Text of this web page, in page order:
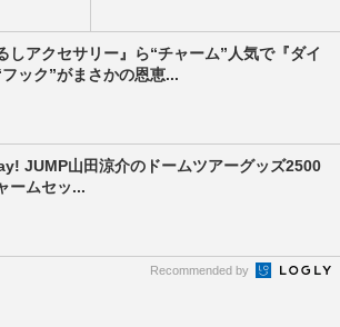
しアクセサリー』ら“チャーム”人気で『ダイ
フック”がまさかの恩恵...
JUMP山田涼介のドームツアーグッズ2500
ームセッ...
Recommended by